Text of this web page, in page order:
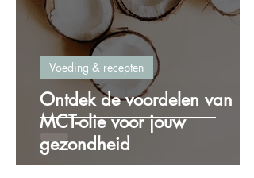
Ontdek de voordelen van
MCT-olie voor jouw
gezondheid
Voeding & recepten